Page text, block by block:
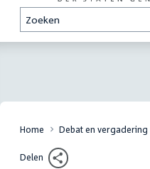
Zoeken
Home Debat en vergadering
Delen